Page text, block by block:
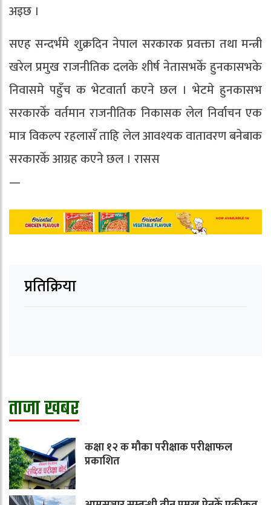
अइछ ।
सएह सन्दर्भमे शुक्रदिन नेपाल सरकारक प्रवक्ता तथा मन्त्री
खरेल प्रमुख राजनीतिक दलके शीर्ष नेतासभकेँ हुनकासभके
निवासमे पहुँच क भेटवार्ता कएने छल । भेटमे हुनकासभ
सरकारकेँ वर्तमान राजनीतिक निकासक लेल निर्वाचन एक
मात्र विकल्प रहलासँ ताहि लेल आवश्यक वातावरण बनेबाक
सरकारकेँ आग्रह कएने छल । रासस
—
प्रतिक्रिया
ताजा खबर
कक्षा १२ क मौका परीक्षाक परीक्षाफल
प्रकाशित